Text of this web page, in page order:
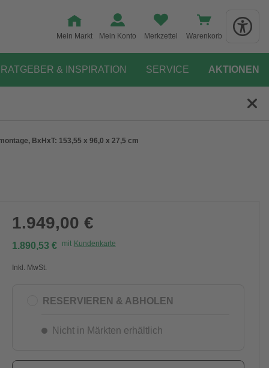
Mein Markt Mein Konto Merkzettel Warenkorb
RATGEBER & INSPIRATION SERVICE AKTIONEN
BxHxT: 153,55 x 96,0 x 27,5 cm
1.949,00 €
1.890,53 € mit Kundenkarte
Inkl. MwSt.
RESERVIEREN & ABHOLEN
Nicht in Märkten erhältlich